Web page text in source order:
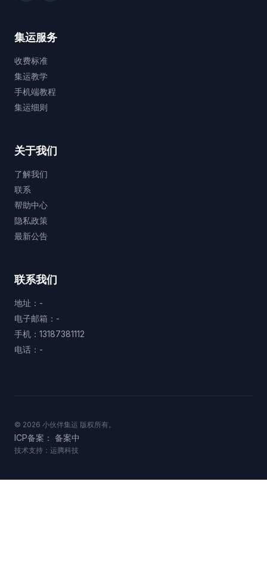
集运服务
收费标准
集运教学
手机端教程
集运细则
关于我们
了解我们
联系
帮助中心
隐私政策
最新公告
联系我们
地址：-
电子邮箱：-
手机：13187381112
电话：-
© 2026 小伙伴集运 版权所有。
ICP备案： 备案中
技术支持：运腾科技